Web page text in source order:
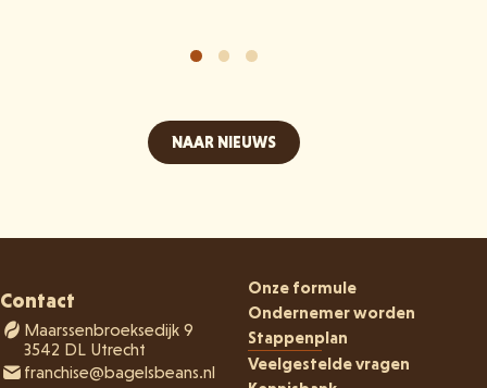
NAAR NIEUWS
Contact
Maarssenbroeksedijk 9
3542 DL Utrecht
franchise@bagelsbeans.nl
Onze formule
Ondernemer worden
Stappenplan
Veelgestelde vragen